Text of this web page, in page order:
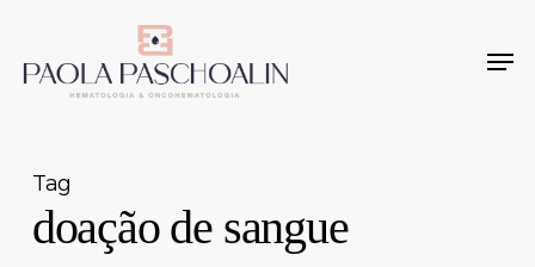
main
Tag
doação de sangue
Close